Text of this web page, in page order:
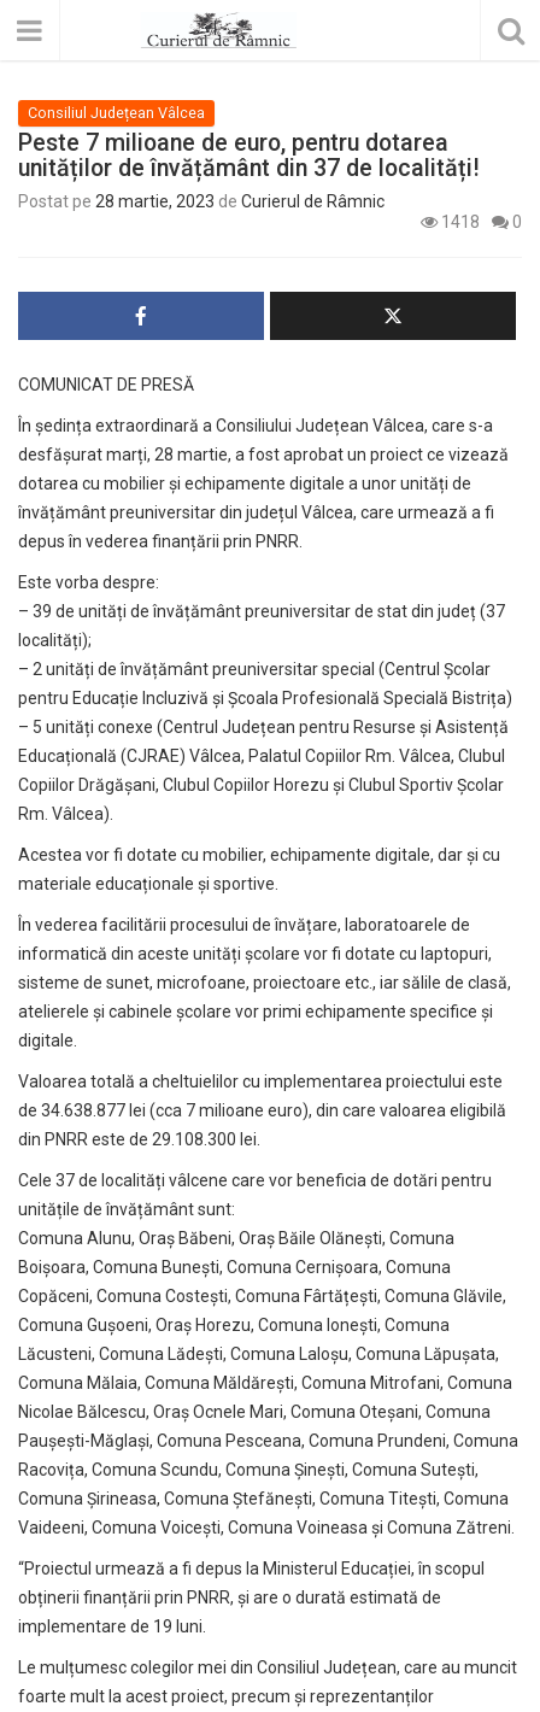
Consiliul Județean Vâlcea
Peste 7 milioane de euro, pentru dotarea
unităților de învățământ din 37 de localități!
Postat pe 28 martie, 2023 de Curierul de Râmnic
1418
0
COMUNICAT DE PRESĂ
În ședința extraordinară a Consiliului Județean Vâlcea, care s-a
desfășurat marți, 28 martie, a fost aprobat un proiect ce vizează
dotarea cu mobilier și echipamente digitale a unor unități de
învățământ preuniversitar din județul Vâlcea, care urmează a fi
depus în vederea finanțării prin PNRR.
Este vorba despre:
– 39 de unități de învățământ preuniversitar de stat din județ (37
localități);
– 2 unități de învățământ preuniversitar special (Centrul Școlar
pentru Educație Incluzivă și Școala Profesională Specială Bistrița)
– 5 unități conexe (Centrul Județean pentru Resurse şi Asistență
Educațională (CJRAE) Vâlcea, Palatul Copiilor Rm. Vâlcea, Clubul
Copiilor Drăgășani, Clubul Copiilor Horezu și Clubul Sportiv Școlar
Rm. Vâlcea).
Acestea vor fi dotate cu mobilier, echipamente digitale, dar și cu
materiale educaționale și sportive.
În vederea facilitării procesului de învățare, laboratoarele de
informatică din aceste unități școlare vor fi dotate cu laptopuri,
sisteme de sunet, microfoane, proiectoare etc., iar sălile de clasă,
atelierele și cabinele școlare vor primi echipamente specifice și
digitale.
Valoarea totală a cheltuielilor cu implementarea proiectului este
de 34.638.877 lei (cca 7 milioane euro), din care valoarea eligibilă
din PNRR este de 29.108.300 lei.
Cele 37 de localități vâlcene care vor beneficia de dotări pentru
unitățile de învățământ sunt:
Comuna Alunu, Oraș Băbeni, Oraș Băile Olănești, Comuna
Boișoara, Comuna Bunești, Comuna Cernișoara, Comuna
Copăceni, Comuna Costești, Comuna Fârtățești, Comuna Glăvile,
Comuna Gușoeni, Oraș Horezu, Comuna Ionești, Comuna
Lăcusteni, Comuna Lădești, Comuna Laloșu, Comuna Lăpușata,
Comuna Mălaia, Comuna Măldărești, Comuna Mitrofani, Comuna
Nicolae Bălcescu, Oraș Ocnele Mari, Comuna Oteșani, Comuna
Paușești-Măglași, Comuna Pesceana, Comuna Prundeni, Comuna
Racovița, Comuna Scundu, Comuna Șinești, Comuna Sutești,
Comuna Șirineasa, Comuna Ștefănești, Comuna Titești, Comuna
Vaideeni, Comuna Voicești, Comuna Voineasa și Comuna Zătreni.
“Proiectul urmează a fi depus la Ministerul Educației, în scopul
obținerii finanțării prin PNRR, și are o durată estimată de
implementare de 19 luni.
Le mulțumesc colegilor mei din Consiliul Județean, care au muncit
foarte mult la acest proiect, precum și reprezentanților